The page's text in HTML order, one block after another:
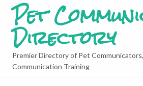
Pet
Directory
Premier Directory of Pet
Communication Training